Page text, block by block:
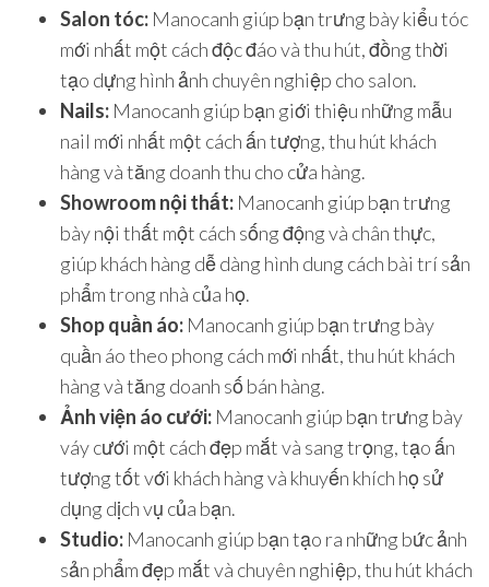
Salon tóc: Manocanh giúp bạn trưng bày kiểu tóc
mới nhất một cách độc đáo và thu hút, đồng thời
tạo dựng hình ảnh chuyên nghiệp cho salon.
Nails: Manocanh giúp bạn giới thiệu những mẫu
nail mới nhất một cách ấn tượng, thu hút khách
hàng và tăng doanh thu cho cửa hàng.
Showroom nội thất: Manocanh giúp bạn trưng
bày nội thất một cách sống động và chân thực,
giúp khách hàng dễ dàng hình dung cách bài trí sản
phẩm trong nhà của họ.
Shop quần áo: Manocanh giúp bạn trưng bày
quần áo theo phong cách mới nhất, thu hút khách
hàng và tăng doanh số bán hàng.
Ảnh viện áo cưới: Manocanh giúp bạn trưng bày
váy cưới một cách đẹp mắt và sang trọng, tạo ấn
tượng tốt với khách hàng và khuyến khích họ sử
dụng dịch vụ của bạn.
Studio: Manocanh giúp bạn tạo ra những bức ảnh
sản phẩm đẹp mắt và chuyên nghiệp, thu hút khách